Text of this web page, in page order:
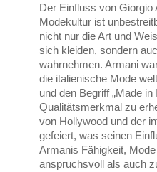
Der Einfluss von Giorgio
Modekultur ist
nicht nur die Art und
sich kleiden, sondern
wahrnehmen. Armani
die italienische Mode
und den Begriff „Made in
Qualitätsmerkmal zu
von Hollywood und der
gefeiert, was seinen
Armanis Fähigkeit,
anspruchsvoll als auch